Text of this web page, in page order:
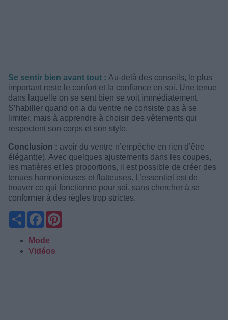
Se sentir bien avant tout : Au-delà des conseils, le plus
important reste le confort et la confiance en soi. Une tenue
dans laquelle on se sent bien se voit immédiatement.
S’habiller quand on a du ventre ne consiste pas à se
limiter, mais à apprendre à choisir des vêtements qui
respectent son corps et son style.
Conclusion : avoir du ventre n’empêche en rien d’être
élégant(e). Avec quelques ajustements dans les coupes,
les matières et les proportions, il est possible de créer des
tenues harmonieuses et flatteuses. L’essentiel est de
trouver ce qui fonctionne pour soi, sans chercher à se
conformer à des règles trop strictes.
PartagerFacebook
Mode
Vidéos